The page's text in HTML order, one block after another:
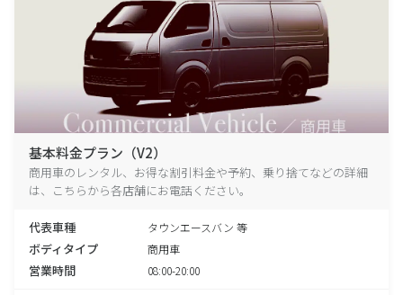
基本料金プラン（V2）
商用車のレンタル、お得な割引料金や予約、乗り捨てなどの詳細
は、こちらから各店舗にお電話ください。
代表車種 タウンエースバン 等
ボディタイプ 商用車
営業時間 08:00-20:00